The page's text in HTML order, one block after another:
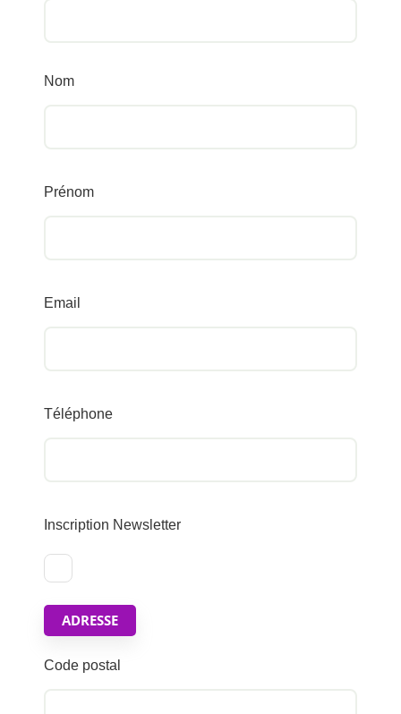
Nom
Prénom
Email
Téléphone
Inscription Newsletter
ADRESSE
Code postal